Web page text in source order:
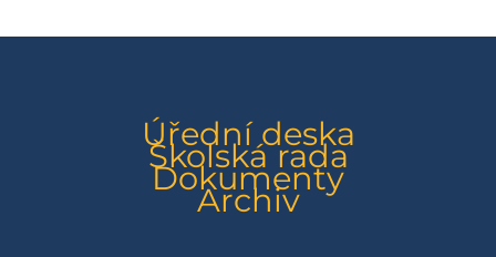
Úřední deska
Školská rada
Dokumenty
Archiv